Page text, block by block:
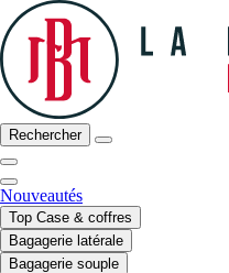
Rechercher
Nouveautés
Top Case & coffres
Bagagerie latérale
Bagagerie souple